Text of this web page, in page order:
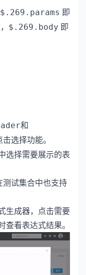
$.269.params 即
$.269.body 即
和
选择功能。
选择需要展示的表
试集合中也支持
生成器，点击需要
看表达式结果。